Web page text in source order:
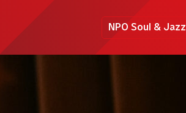
NPO Soul & Jazz